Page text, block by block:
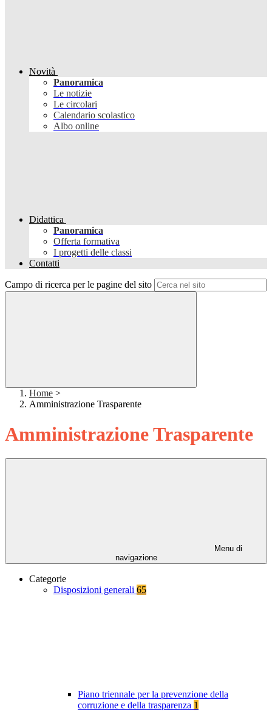
Novità
Panoramica
Le notizie
Le circolari
Calendario scolastico
Albo online
Didattica
Panoramica
Offerta formativa
I progetti delle classi
Contatti
Campo di ricerca per le pagine del sito
Home >
Amministrazione Trasparente
Amministrazione Trasparente
Menu di
navigazione
Categorie
Disposizioni generali 65
Piano triennale per la prevenzione della
corruzione e della trasparenza 1